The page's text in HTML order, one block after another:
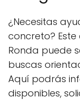
¿Necesitas
concreto?
Ronda puede
buscas
Aquí podrás
disponibles,